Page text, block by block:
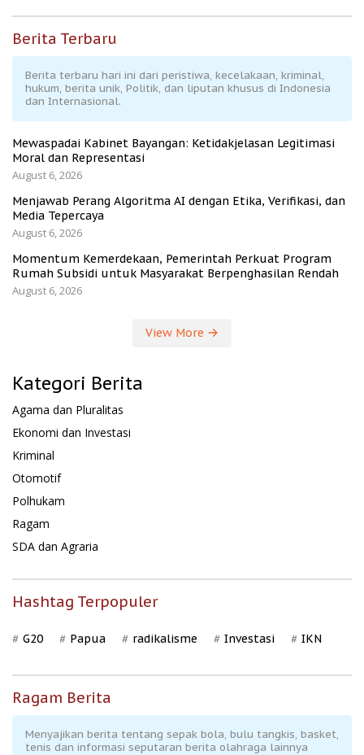
Berita Terbaru
Berita terbaru hari ini dari peristiwa, kecelakaan, kriminal,
hukum, berita unik, Politik, dan liputan khusus di Indonesia
dan Internasional.
Mewaspadai Kabinet Bayangan: Ketidakjelasan Legitimasi
Moral dan Representasi
August 6, 2026
Menjawab Perang Algoritma AI dengan Etika, Verifikasi, dan
Media Tepercaya
August 6, 2026
Momentum Kemerdekaan, Pemerintah Perkuat Program
Rumah Subsidi untuk Masyarakat Berpenghasilan Rendah
August 6, 2026
View More
Kategori Berita
Agama dan Pluralitas
Ekonomi dan Investasi
Kriminal
Otomotif
Polhukam
Ragam
SDA dan Agraria
Hashtag Terpopuler
G20 Papua radikalisme Investasi IKN
Ragam Berita
Menyajikan berita tentang sepak bola, bulu tangkis, basket,
tenis dan informasi seputaran berita olahraga lainnya